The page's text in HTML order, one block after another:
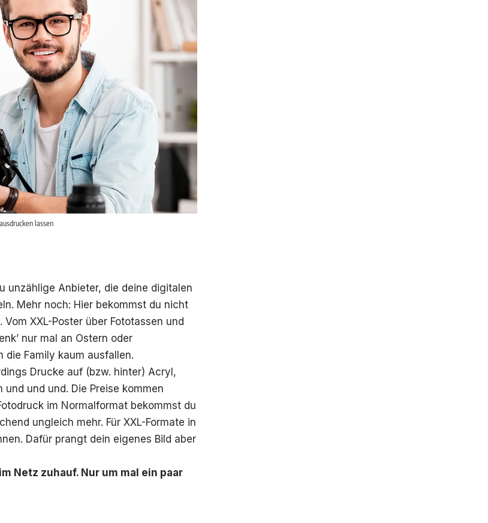
lassen
unzählige Anbieter, die deine digitalen
Mehr noch: Hier bekommst du nicht
XXL-Poster über Fototassen und
nur mal an Ostern oder
die Family kaum ausfallen.
Drucke auf (bzw. hinter) Acryl,
und und. Die Preise kommen
im Normalformat bekommst du
ungleich mehr. Für XXL-Formate in
Dafür prangt dein eigenes Bild aber
Netz zuhauf. Nur um mal ein paar